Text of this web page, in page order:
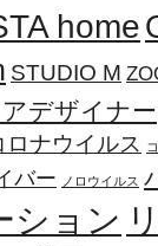
home
STUDIO M
デザイナー
ロナウイルス
バー ノロウイルス
ション